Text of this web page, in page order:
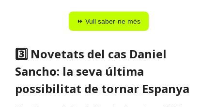
⏩ Vull saber-ne més
3️⃣ Novetats del cas Daniel
Sancho: la seva última
possibilitat de tornar Espanya